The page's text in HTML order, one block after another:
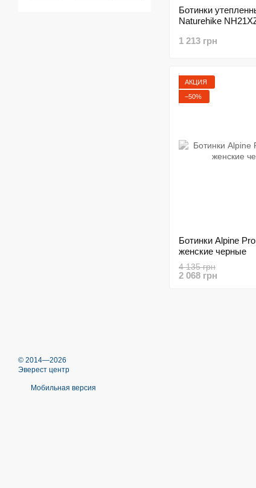
Ботинки
Naturehike
1 213 грн
АКЦИЯ
−50%
Ботинки Alpine
женские черные
4 135 грн
2 068 грн
© 2014—2026
Эверест центр
Мобильная версия